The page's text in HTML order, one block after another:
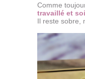
Comme
travaillé et
Il reste sobre,